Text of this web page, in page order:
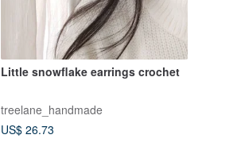
Little snowflake earrings crochet
treelane_handmade
US$ 26.73